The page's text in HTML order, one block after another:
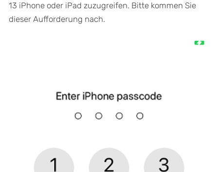
13 iPhone oder iPad zuzugreifen. Bitte kommen Sie
dieser Aufforderung nach.